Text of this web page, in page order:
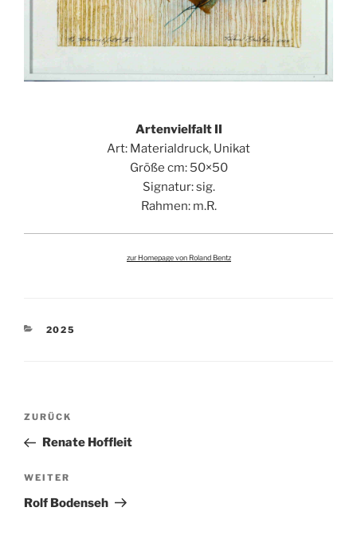
Artenvielfalt II
Art: Materialdruck, Unikat
Größe cm: 50×50
Signatur: sig.
Rahmen: m.R.
zur Homepage von Roland Bentz
KATEGORIEN
2025
Beitragsnavigation
Vorheriger
Beitrag
ZURÜCK
Renate Hoffleit
Nächster
Beitrag
WEITER
Rolf Bodenseh